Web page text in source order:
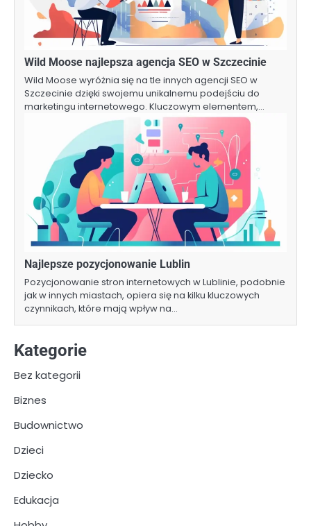
Wild Moose najlepsza agencja SEO w Szczecinie
Wild Moose wyróżnia się na tle innych agencji SEO w
Szczecinie dzięki swojemu unikalnemu podejściu do
marketingu internetowego. Kluczowym elementem,…
Najlepsze pozycjonowanie Lublin
Pozycjonowanie stron internetowych w Lublinie, podobnie
jak w innych miastach, opiera się na kilku kluczowych
czynnikach, które mają wpływ na…
Kategorie
Bez kategorii
Biznes
Budownictwo
Dzieci
Dziecko
Edukacja